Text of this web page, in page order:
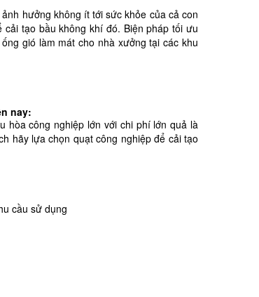
hưởng không ít tới sức khỏe của cả con
tạo bầu không khí đó. Biện pháp tối ưu
gió làm mát cho nhà xưởng tại các khu
nay:
hòa công nghiệp lớn với chi phí lớn quả là
hãy lựa chọn quạt công nghiệp để cải tạo
cầu sử dụng